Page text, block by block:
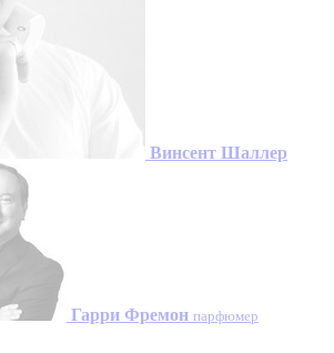
Винсент Шаллер
Гарри Фремон парфюмер